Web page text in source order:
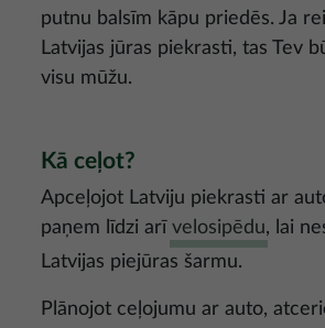
putnu balsīm kāpu priedēs. Ja
Latvijas jūras piekrasti, tas Tev
visu mūžu.
Kā ceļot?
Apceļojot Latviju piekrasti ar
paņem līdzi arī velosipēdu, lai
Latvijas piejūras šarmu.
Plānojot ceļojumu ar auto,